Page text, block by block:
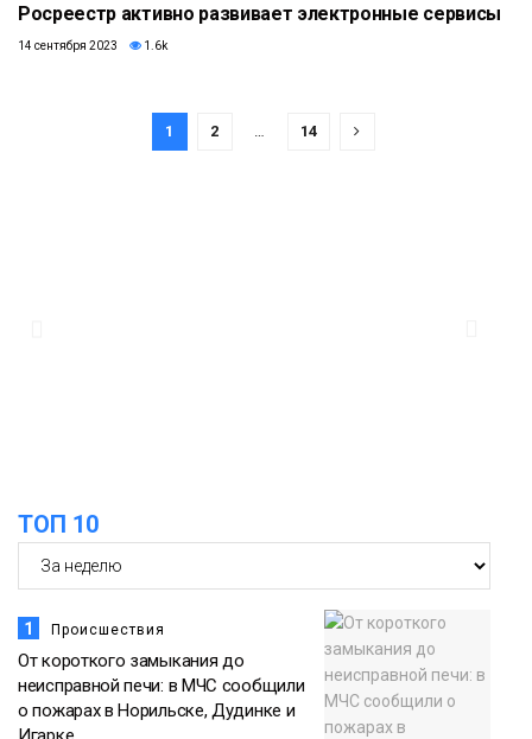
Росреестр активно развивает электронные сервисы
14 сентября 2023 1.6k
1 2 14
ТОП 10
1 Происшествия
От короткого замыкания до
неисправной печи: в МЧС сообщили
о пожарах в Норильске, Дудинке и